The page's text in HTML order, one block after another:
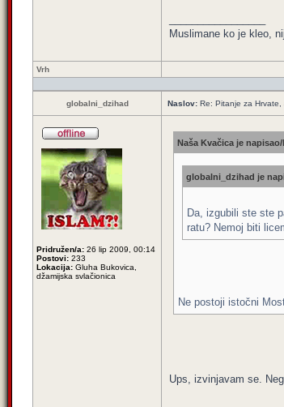
Muslimane ko je kleo,
Vrh
globalni_dzihad Naslov: Re: Pitanje za Hrvate,
Pridružen/a: 26 lip 2009, 00:14
Postovi: 233
Lokacija: Gluha Bukovica,
džamijska svlačionica
Naša Kvačica je napisao/
globalni_dzihad je
Da, izgubili ste ste
ratu? Nemoj biti
Ne postoji istočni
Ups, izvinjavam se.